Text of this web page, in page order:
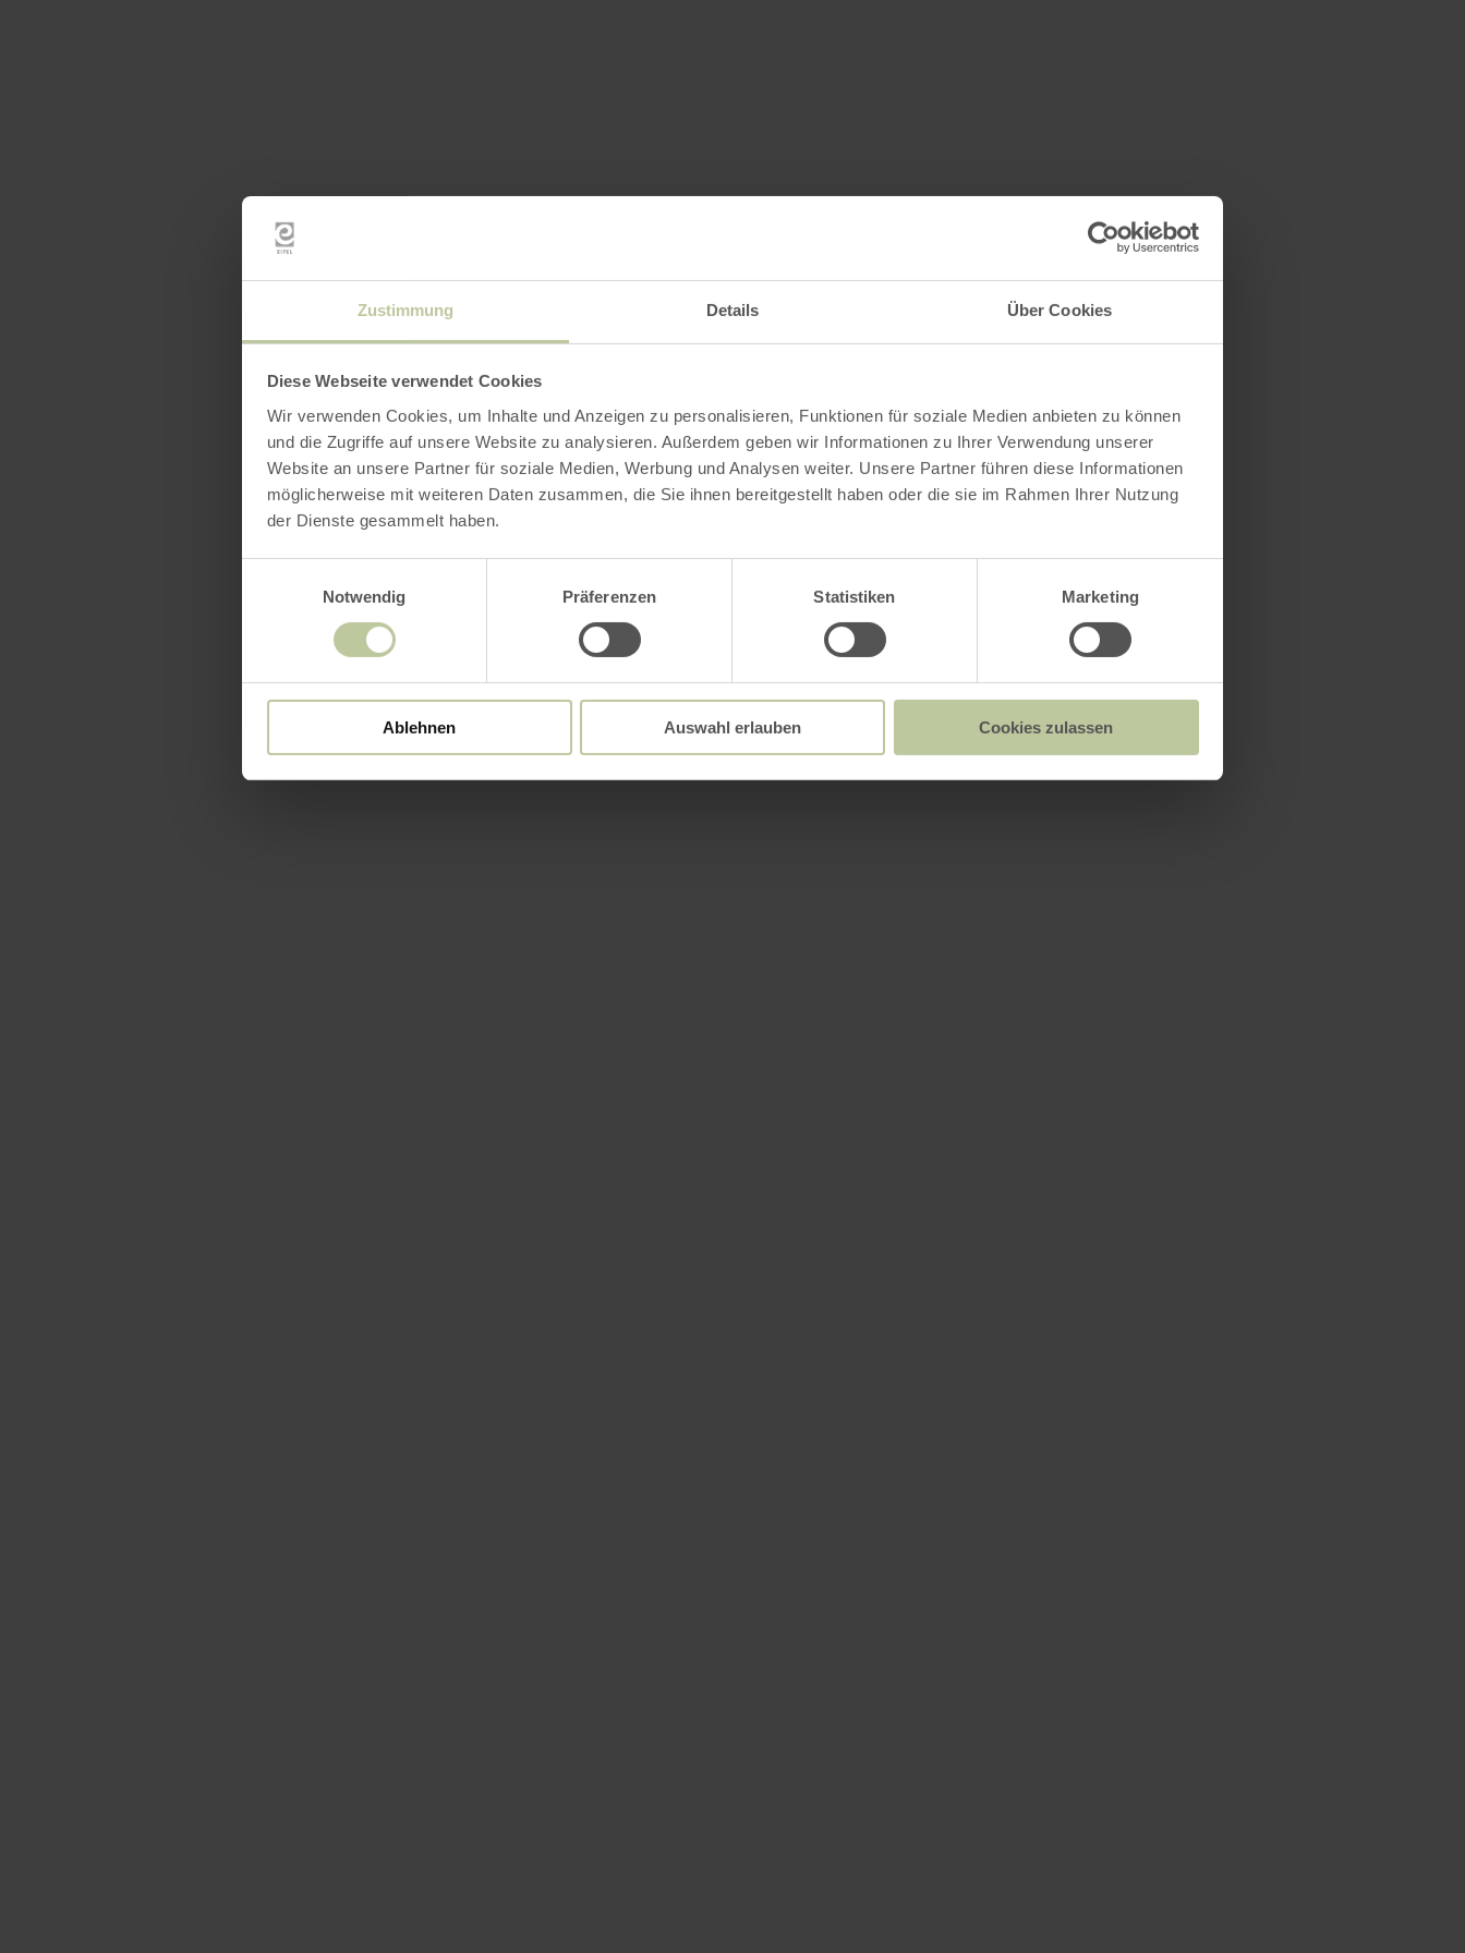
Zustimmung Details Über Cookies
Diese Webseite verwendet Cookies
Wir verwenden Cookies, um Inhalte und Anzeigen zu personalisieren, Funktionen für soziale Medien anbieten zu können
und die Zugriffe auf unsere Website zu analysieren. Außerdem geben wir Informationen zu Ihrer Verwendung unserer
Website an unsere Partner für soziale Medien, Werbung und Analysen weiter. Unsere Partner führen diese Informationen
möglicherweise mit weiteren Daten zusammen, die Sie ihnen bereitgestellt haben oder die sie im Rahmen Ihrer Nutzung
der Dienste gesammelt haben.
Notwendig
Präferenzen Statistiken Marketing
Ablehnen Auswahl erlauben Cookies zulassen